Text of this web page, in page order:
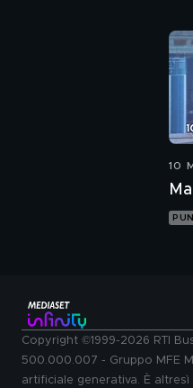
10
Copyright ©1999-2026 RTI
500.000.007 - Gruppo MFE
artificiale generativa. È